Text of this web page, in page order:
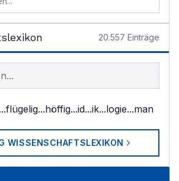
20.557 Einträge
suchen
...flügelig...höffig...id...ik...logie...man
WISSENSCHAFTSLEXIKON